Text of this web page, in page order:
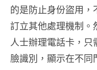
的是防止身份盜用
訂立其他處理機制。
人士辦理電話卡，
臉識別，顯示在不同